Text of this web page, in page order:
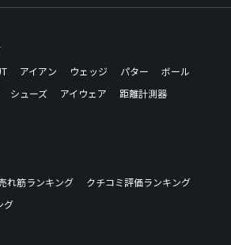
アイアン ウェッジ パター
ボール
シューズ アイウェア
距離計測器
れ筋ランキング
クチコミ評価ランキング
グ